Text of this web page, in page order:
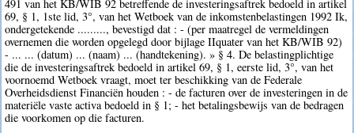
491 van het KB/WIB 92 betreffende de investeringsaftrek bedoeld in artikel
69, § 1, 1ste lid, 3°, van het Wetboek van de inkomstenbelastingen 1992 Ik,
ondergetekende ........., bevestigd dat : - (per maatregel de vermeldingen
overnemen die worden opgelegd door bijlage IIquater van het KB/WIB 92)
- ... ... (datum) ... (naam) ... (handtekening). » § 4. De belastingplichtige
die de investeringsaftrek bedoeld in artikel 69, § 1, eerste lid, 3°, van het
voornoemd Wetboek vraagt, moet ter beschikking van de Federale
Overheidsdienst Financiën houden : - de facturen over de investeringen in de
materiële vaste activa bedoeld in § 1; - het betalingsbewijs van de bedragen
die voorkomen op die facturen.